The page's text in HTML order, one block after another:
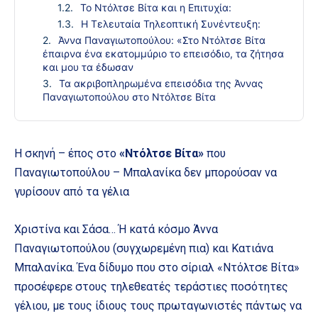
Το Ντόλτσε Βίτα και η Επιτυχία:
Η Τελευταία Τηλεοπτική Συνέντευξη:
Άννα Παναγιωτοπούλου: «Στο Ντόλτσε Βίτα
έπαιρνα ένα εκατομμúριο το επεισόδιο, τα ζήτησα
και μου τα έδωσαν
Τα ακριβοπληρωμένα επεισόδια της Άννας
Παναγιωτοπούλου στο Ντόλτσε Βίτα
Η σκηνή – έπος στο «Ντόλτσε Βίτα» που
Παναγιωτοπούλου – Μπαλανίκα δεν μπορούσαν να
γυρίσουν από τα γέλια
Χριστίνα και Σάσα… Ή κατά κόσμο Άννα
Παναγιωτοπούλου (συγχωρεμένη πια) και Κατιάνα
Μπαλανίκα. Ένα δίδυμο που στο σίριαλ «Ντόλτσε Βίτα»
προσέφερε στους τηλεθεατές τεράστιες ποσότητες
γέλιου, με τους ίδιους τους πρωταγωνιστές πάντως να